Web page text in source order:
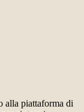
alla piattaforma di